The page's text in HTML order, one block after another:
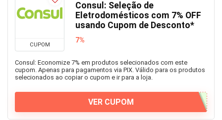
CUPOM
Consul: Seleção de
Eletrodomésticos com 7% OFF
usando Cupom de Desconto*
7%
Consul: Economize 7% em produtos selecionados com este
cupom. Apenas para pagamentos via PIX. Válido para os produtos
selecionados ao copiar o cupom e ir para a loja.
VER CUPOM